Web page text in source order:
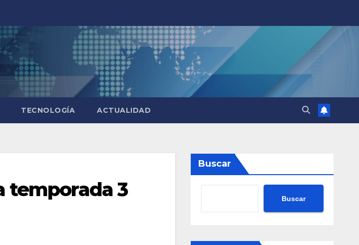
TECNOLOGÍA ACTUALIDAD
temporada 3
Buscar
Buscar